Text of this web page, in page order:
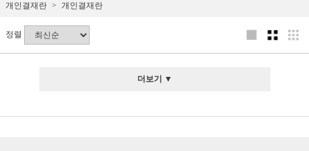
개인결재란 개인결재란
정렬
더보기 ▼